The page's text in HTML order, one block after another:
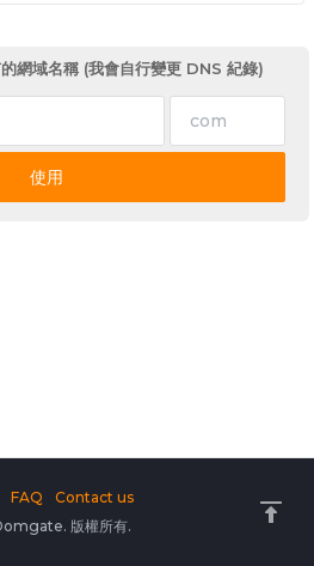
網域名稱 (我會自行變更 DNS 紀錄)
使用
版權所有.
FAQ Contact us